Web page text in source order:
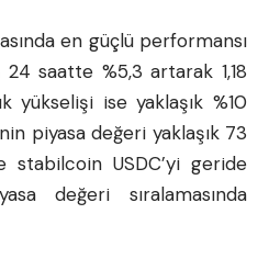
en güçlü performansı
24 saatte %5,3 artarak 1,18
yükselişi ise yaklaşık %10
piyasa değeri yaklaşık 73
stabilcoin USDC’yi geride
değeri sıralamasında